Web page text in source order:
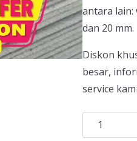
antara lain:
dan 20 mm.
Diskon
besar,
service
Kuantitas
Harga